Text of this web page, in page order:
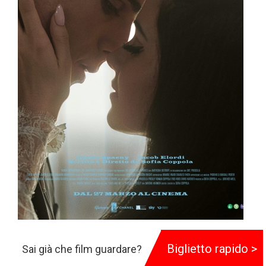
113 min
Sai già che film guardare? Biglietto rapido >